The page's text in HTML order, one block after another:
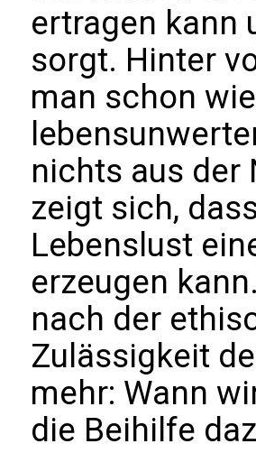
ertragen kann
sorgt. Hinter
man schon
nichts aus der
zeigt sich,
Lebenslust
erzeugen
nach der
Zulässigkeit
mehr: Wann
die Beihilfe